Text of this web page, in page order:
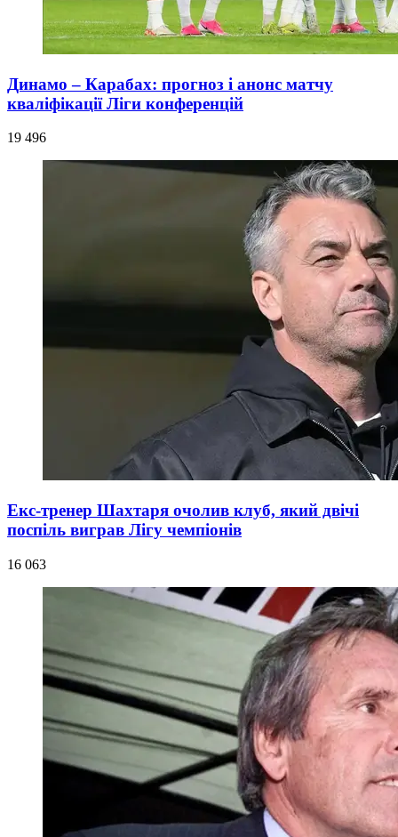
Динамо – Карабах: прогноз і анонс матчу
кваліфікації Ліги конференцій
19 496
Екс-тренер Шахтаря очолив клуб, який двічі
поспіль виграв Лігу чемпіонів
16 063